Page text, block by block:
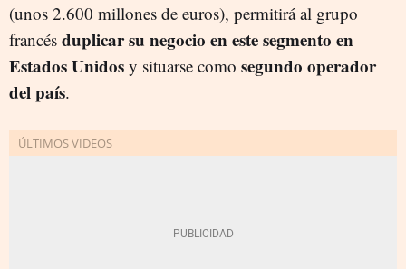
(unos 2.600 millones de euros), permitirá al grupo
francés duplicar su negocio en este segmento en
Estados Unidos y situarse como segundo operador
del país.